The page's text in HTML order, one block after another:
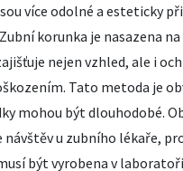
více odolné a esteticky
korunka je nasazena
nejen vzhled, ale i
Tato metoda je
mohou být dlouhodobé.
návštěv u zubního lékaře,
být vyrobena v